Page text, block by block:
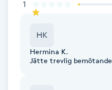
1
HK
Hermina K.
Jätte trevlig bemötande